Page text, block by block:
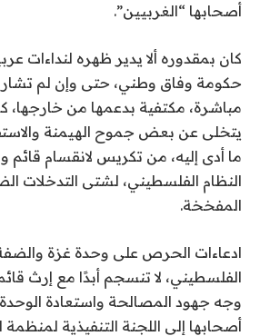
أصحابها “الغربيين”.
كان بمقدوره ألا يدير ظهره لنداءات
حكومة وفاق وطني، حتى وإن لم
مباشرة، مكتفية بدعمها من خارجها،
يتخلى عن بعض جموح الهيمنة
ما أدى إليه، من تكريس لانقسام قائم
النظام الفلسطيني، لشتى التدخلات
المفخخة.
ادعاءات الحرص على وحدة غزة
الفلسطيني، لا تنسجم أبدًا مع إرث
وجه جهود المصالحة واستعادة
أصحابها إلى اللجنة التنفيذية لمنظمة